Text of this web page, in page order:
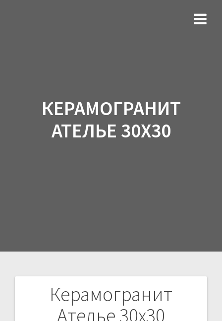
КЕРАМОГРАНИТ
АТЕЛЬЕ 30Х30
Керамогранит
Ателье 30х30
Навигация